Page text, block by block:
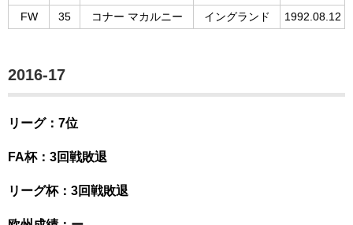
FW 35 コナー マカルニー イングランド 1992.08.12
2016-17
リーグ：7位
FA杯：3回戦敗退
リーグ杯：3回戦敗退